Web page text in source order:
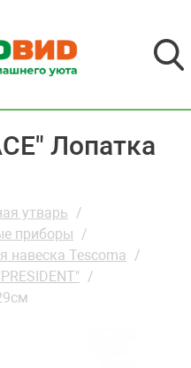
Лопатка
утварь
приборы
навеска Tescoma